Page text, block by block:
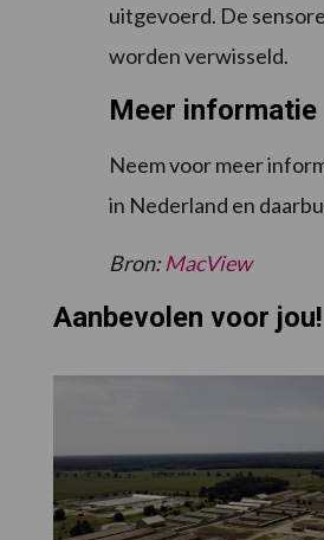
uitgevoerd. De
worden verwisseld.
Meer informatie
Neem voor meer
in Nederland en
Bron:MacView
Aanbevolen voor jou!